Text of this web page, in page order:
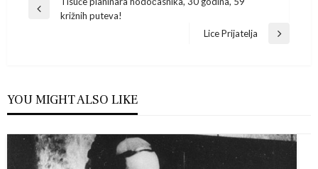
Navigacija
Previouskrižnih puteva!
Next
Lice Prijatelja
YOU MIGHT ALSO LIKE